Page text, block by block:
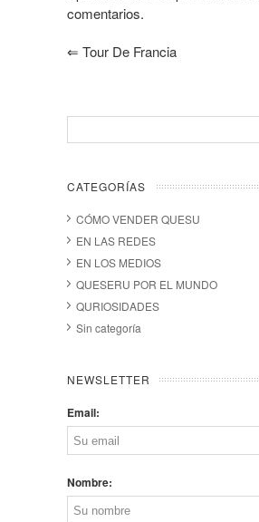
comentarios.
⇐ Tour De Francia
CATEGORÍAS
CÓMO VENDER QUESU
EN LAS REDES
EN LOS MEDIOS
QUESERU POR EL MUNDO
QURIOSIDADES
Sin categoría
NEWSLETTER
Email:
Nombre: